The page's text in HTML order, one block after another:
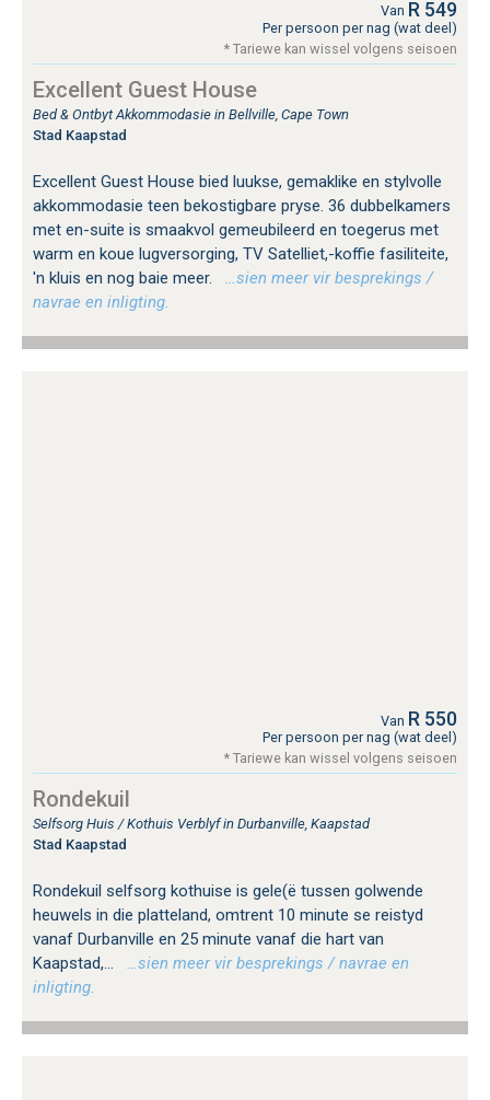
Nature's Valley, Garden Route
Noordhoek
Nuy
Oudtshoorn
Pearly Beach
Philadelphia
Pinnacle Point
Plettenberg Bay Area
Prince Albert
Robertson
Schoemanshoek
Van R 549
Per persoon per nag (wat deel)
* Tariewe kan wissel volgens seisoen
Excellent Guest House
Bed & Ontbyt Akkommodasie in Bellville, Cape Town
Stad Kaapstad
Excellent Guest House bied luukse, gemaklike en stylvolle
akkommodasie teen bekostigbare pryse. 36 dubbelkamers
met en-suite is smaakvol gemeubileerd en toegerus met
warm en koue lugversorging, TV Satelliet,-koffie fasiliteite,
'n kluis en nog baie meer.
…sien meer vir besprekings /
navrae en inligting.
Van R 550
Per persoon per nag (wat deel)
* Tariewe kan wissel volgens seisoen
Rondekuil
Selfsorg Huis / Kothuis Verblyf in Durbanville, Kaapstad
Stad Kaapstad
Rondekuil selfsorg kothuise is gele(ë tussen golwende
heuwels in die platteland, omtrent 10 minute se reistyd
vanaf Durbanville en 25 minute vanaf die hart van
Kaapstad,...
…sien meer vir besprekings / navrae en
inligting.